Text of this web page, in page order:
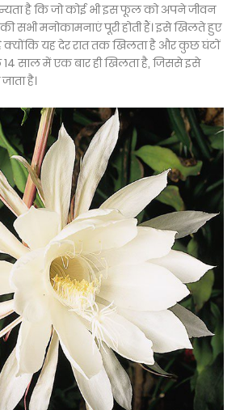
है कि जो कोई भी इस फूल को अपने जीवन
सभी मनोकामनाएं पूरी होती हैं। इसे खिलते हुए
क्योंकि यह देर रात तक खिलता है और कुछ घंटों
साल में एक बार ही खिलता है, जिससे इसे
है।